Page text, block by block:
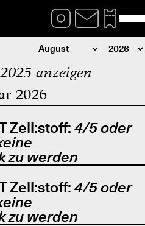
anzeigen
2026
Zell:stoff: 4/5 oder
zu werden
Zell:stoff: 4/5 oder
zu werden